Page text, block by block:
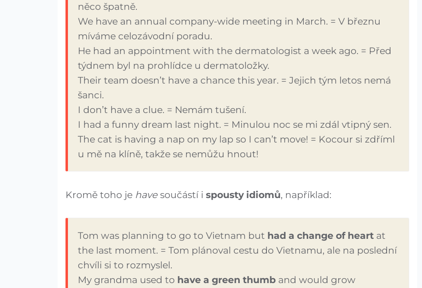
něco špatně.
We have an annual company-wide meeting in March. = V březnu
míváme celozávodní poradu.
He had an appointment with the dermatologist a week ago. = Před
týdnem byl na prohlídce u dermatoložky.
Their team doesn’t have a chance this year. = Jejich tým letos nemá
šanci.
I don’t have a clue. = Nemám tušení.
I had a funny dream last night. = Minulou noc se mi zdál vtipný sen.
The cat is having a nap on my lap so I can’t move! = Kocour si zdříml
u mě na klíně, takže se nemůžu hnout!
Kromě toho je have součástí i spousty idiomů, například:
Tom was planning to go to Vietnam but had a change of heart at
the last moment. = Tom plánoval cestu do Vietnamu, ale na poslední
chvíli si to rozmyslel.
My grandma used to have a green thumb and would grow